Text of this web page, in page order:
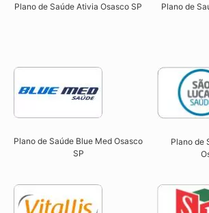
Plano de Saúde Ativia Osasco SP​
Plano de
Plano de Saúde Blue Med Osasco
SP​
Plano de